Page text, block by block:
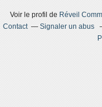
Voir le profil de Réveil
Contact
Signaler un abus